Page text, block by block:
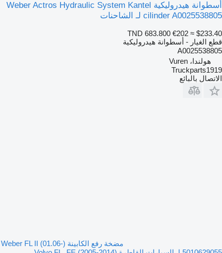
أسطوانة هيدروليكية Weber Actros Hydraulic System Kantel
cilinder A0025538805 لـ الشاحنات
TND 683.800 €202 ≈ $233.40
قطع الغيار - أسطوانة هيدروليكية
A0025538805
هولندا، Vuren
Truckparts1919
الاتصال بالبائع
مضخة رفع الكابينة Weber FL II (01.06-)